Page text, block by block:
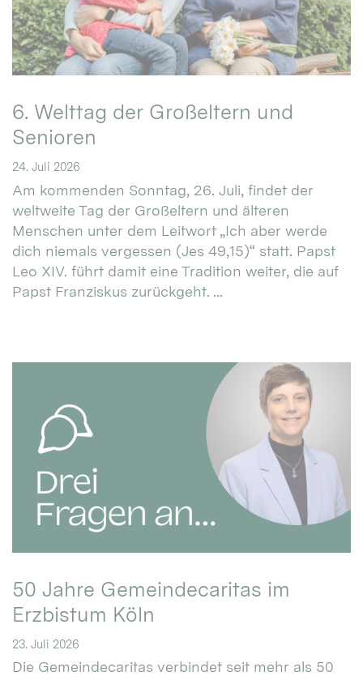
6. Welttag der Großeltern und
Senioren
24. Juli 2026
Am kommenden Sonntag, 26. Juli, findet der
weltweite Tag der Großeltern und älteren
Menschen unter dem Leitwort „Ich aber werde
dich niemals vergessen (Jes 49,15)“ statt. Papst
Leo XIV. führt damit eine Tradition weiter, die auf
Papst Franziskus zurückgeht. ...
50 Jahre Gemeindecaritas im
Erzbistum Köln
23. Juli 2026
Die Gemeindecaritas verbindet seit mehr als 50